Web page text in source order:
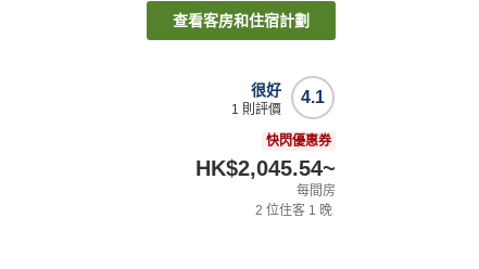
查看客房和住宿計劃
4.1
很好
1 則評價
快閃優惠券
HK$2,045.54~
每間房
2 位住客 1 晚